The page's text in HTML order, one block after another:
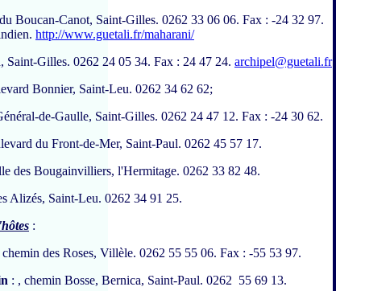
Boucan-Canot, Saint-Gilles. 0262 33 06 06. Fax : -24 32 97.
http://www.guetali.fr/maharani/
Saint-Gilles. 0262 24 05 34. Fax : 24 47 24. archipel@guetali.fr
Bonnier, Saint-Leu. 0262 34 62 62;
de-Gaulle, Saint-Gilles. 0262 24 47 12. Fax : -24 30 62.
du Front-de-Mer, Saint-Paul. 0262 45 57 17.
des Bougainvilliers, l'Hermitage. 0262 33 82 48.
Alizés, Saint-Leu. 0262 34 91 25.
:
chemin des Roses, Villèle. 0262 55 55 06. Fax : -55 53 97.
: , chemin Bosse, Bernica, Saint-Paul. 0262 55 69 13.